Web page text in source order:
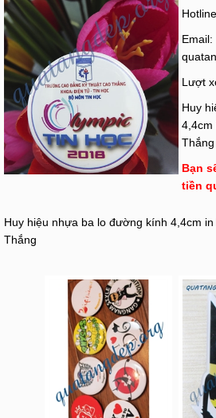
Email:
Lượt
Huy
4,4cm
Thắng
Bạn
tiền
Huy hiệu nhựa ba lo đường kính 4,4cm
Thắng